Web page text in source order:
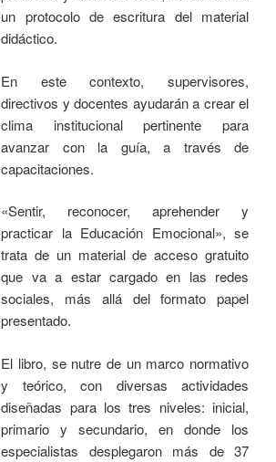
un protocolo de escritura del material
didáctico.
En este contexto, supervisores,
directivos y docentes ayudarán a crear el
clima institucional pertinente para
avanzar con la guía, a través de
capacitaciones.
«Sentir, reconocer, aprehender y
practicar la Educación Emocional», se
trata de un material de acceso gratuito
que va a estar cargado en las redes
sociales, más allá del formato papel
presentado.
El libro, se nutre de un marco normativo
y teórico, con diversas actividades
diseñadas para los tres niveles: inicial,
primario y secundario, en donde los
especialistas desplegaron más de 37